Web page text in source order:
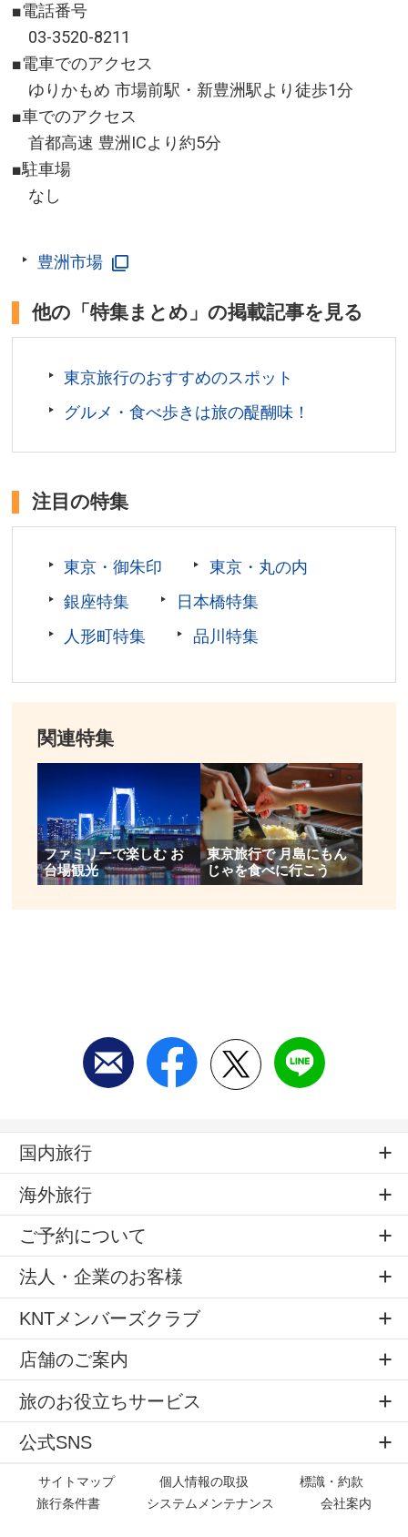
■電話番号
03-3520-8211
■電車でのアクセス
ゆりかもめ 市場前駅・新豊洲駅より徒歩1分
■車でのアクセス
首都高速 豊洲ICより約5分
■駐車場
なし
豊洲市場
他の「特集まとめ」の掲載記事を見る
東京旅行のおすすめのスポット
グルメ・食べ歩きは旅の醍醐味！
注目の特集
東京・御朱印
東京・丸の内
銀座特集
日本橋特集
人形町特集
品川特集
関連特集
ファミリーで楽しむ お
台場観光
東京旅行で 月島にもん
じゃを食べに行こう
国内旅行
海外旅行
ご予約について
法人・企業のお客様
KNTメンバーズクラブ
店舗のご案内
旅のお役立ちサービス
公式SNS
サイトマップ 個人情報の取扱
標識・約款
旅行条件書
システムメンテナンス 会社案内